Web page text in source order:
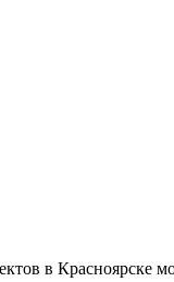
в Красноярске